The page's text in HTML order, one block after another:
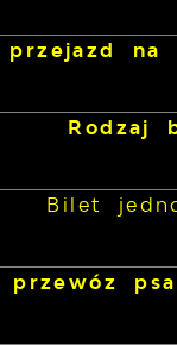
przejazd na
Rodzaj
Bilet
przewóz